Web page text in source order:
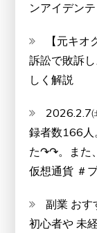
ンアイデン
【元キ
訴訟で敗訴
しく解説
2026.2.7
録者数166人
た↷↷。また
仮想通貨 ＃
副業 おす
初心者や 未